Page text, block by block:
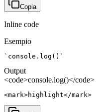
Copia
Inline code
Esempio
`console.log()`
Output
<code>console.log()</code>
<mark>highlight</mark>